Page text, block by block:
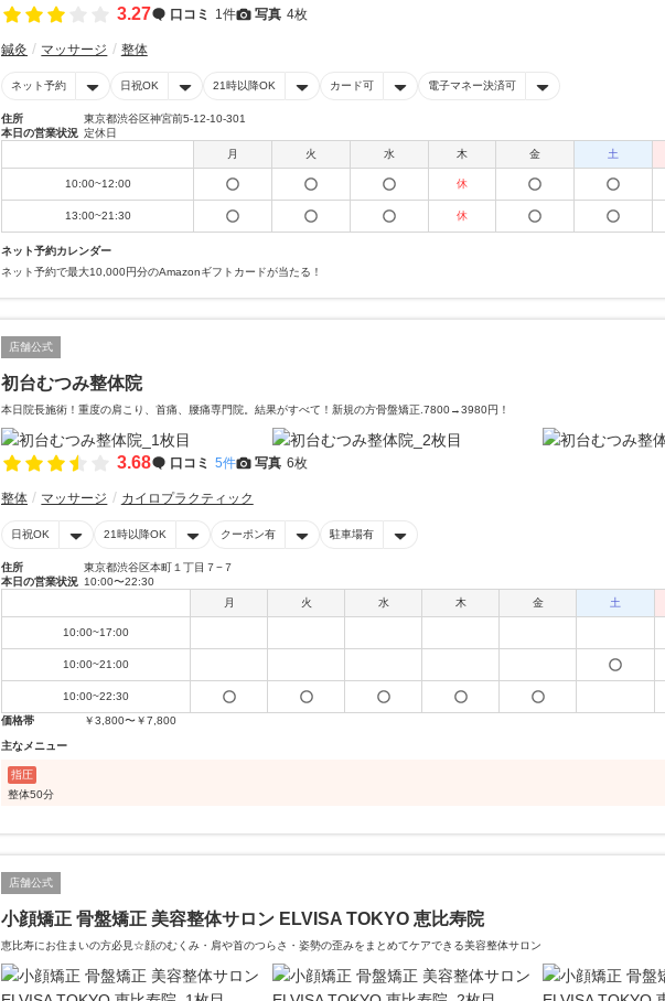
3.27 口コミ 1件 写真 4枚
鍼灸 マッサージ 整体
ネット予約 日祝OK 21時以降OK カード可 電子マネー決済可
住所
東京都渋谷区神宮前5-12-10-301
本日の営業状況 定休日
月
火 水 木 金 土
10:00~12:00 休
13:00~21:30 休
ネット予約カレンダー
ネット予約で最大10,000円分のAmazonギフトカードが当たる！
店舗公式
初台むつみ整体院
本日院長施術！重度の肩こり、首痛、腰痛専門院。結果がすべて！新規の方骨盤矯正.7800→3980円！
3.68 口コミ 5件 写真 6枚
整体 マッサージ カイロプラクティック
日祝OK 21時以降OK クーポン有 駐車場有
住所
東京都渋谷区本町１丁目７−７
本日の営業状況 10:00〜22:30
月
火 水 木 金 土
10:00~17:00
10:00~21:00
10:00~22:30
価格帯
￥3,800〜￥7,800
主なメニュー
指圧
整体50分
店舗公式
小顔矯正 骨盤矯正 美容整体サロン ELVISA TOKYO 恵比寿院
恵比寿にお住まいの方必見☆顔のむくみ・肩や首のつらさ・姿勢の歪みをまとめてケアできる美容整体サロン